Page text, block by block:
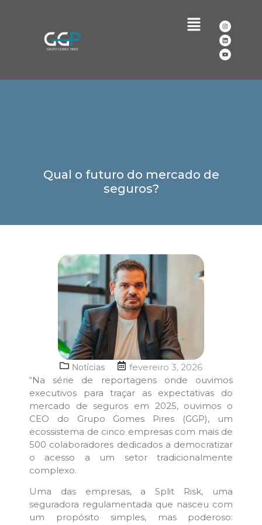
Qual o futuro do mercado de
seguros?
Notícias
fevereiro 3, 2026
“Na série de reportagens onde ouvimos
executivos para traçar as expectativas do
mercado de seguros em 2025, ouvimos o
CEO do Grupo Gomes Pires (GGP), um
ecossistema de cinco empresas com mais de
500 colaboradores dedicados a democratizar
o acesso a um setor tradicionalmente
complexo.
Uma das empresas, a Split Risk, uma
seguradora regulamentada que nasceu com
um propósito simples, mas poderoso: